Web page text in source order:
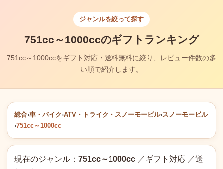
ジャンルを絞って探す
751cc～1000ccのギフトランキング
751cc～1000ccをギフト対応・送料無料に絞り、レビュー件数の多
い順で紹介します。
総合›車・バイク›ATV・トライク・スノーモービル›スノーモービル
›751cc～1000cc
現在のジャンル： 751cc～1000cc ／ギフト対応 ／送